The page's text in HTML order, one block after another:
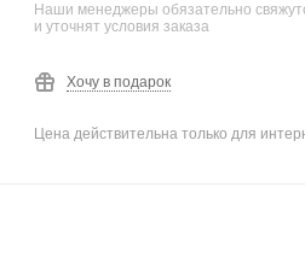
Наши менеджеры обязательно
и уточнят условия заказа
Хочу в подарок
Цена действительна только для